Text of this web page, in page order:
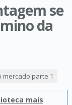
se
da
parte 1
mais